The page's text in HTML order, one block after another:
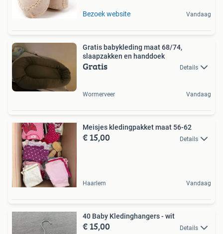
Bezoek website Vandaag
Gratis babykleding maat 68/74,
slaapzakken en handdoek
Gratis Details
Wormerveer Vandaag
Meisjes kledingpakket maat 56-62
€ 15,00 Details
Haarlem Vandaag
40 Baby Kledinghangers - wit
€ 15,00 Details